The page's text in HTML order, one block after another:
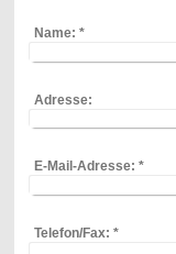
Name: *
Adresse:
E-Mail-Adresse: *
Telefon/Fax: *